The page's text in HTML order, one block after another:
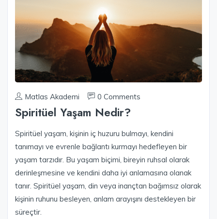
Matlas Akademi 0 Comments
Spiritüel Yaşam Nedir?
Spiritüel yaşam, kişinin iç huzuru bulmayı, kendini
tanımayı ve evrenle bağlantı kurmayı hedefleyen bir
yaşam tarzıdır. Bu yaşam biçimi, bireyin ruhsal olarak
derinleşmesine ve kendini daha iyi anlamasına olanak
tanır. Spiritüel yaşam, din veya inançtan bağımsız olarak
kişinin ruhunu besleyen, anlam arayışını destekleyen bir
süreçtir.